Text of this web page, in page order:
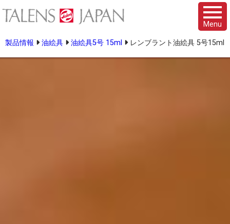
Menu
製品情報 油絵具 油絵具5号 15ml レンブラント油絵具 5号15ml